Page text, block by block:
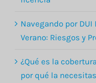
Navegando por
Verano: Riesgos y
¿Qué es la
por qué la